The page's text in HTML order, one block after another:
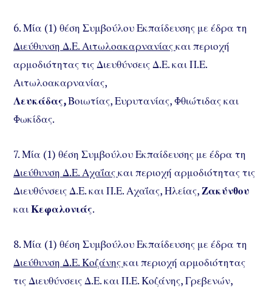
6. Μία (1) θέση Συμβούλου Εκπαίδευσης με έδρα τη
Διεύθυνση Δ.Ε. Αιτωλοακαρνανίαςκαι περιοχή
αρμοδιότητας τις Διευθύνσεις Δ.Ε. και Π.Ε.
Αιτωλοακαρνανίας,
Λευκάδας,Βοιωτίας, Ευρυτανίας, Φθιώτιδας και
Φωκίδας.
7. Μία (1) θέση Συμβούλου Εκπαίδευσης με έδρα τη
Διεύθυνση Δ.Ε. Αχαΐαςκαι περιοχή αρμοδιότητας τις
Διευθύνσεις Δ.Ε. και Π.Ε. Αχαΐας, Ηλείας,Ζακύνθου
καιΚεφαλονιάς.
8. Μία (1) θέση Συμβούλου Εκπαίδευσης με έδρα τη
Διεύθυνση Δ.Ε. Κοζάνηςκαι περιοχή αρμοδιότητας
τις Διευθύνσεις Δ.Ε. και Π.Ε. Κοζάνης, Γρεβενών,